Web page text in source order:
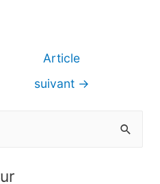
Article
suivant →